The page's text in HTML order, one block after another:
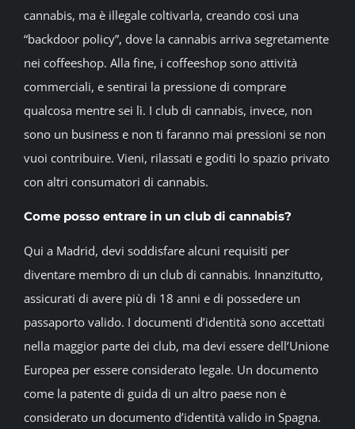
cannabis, ma è illegale coltivarla, creando così una
“backdoor policy”, dove la cannabis arriva segretamente
nei coffeeshop. Alla fine, i coffeeshop sono attività
commerciali, e sentirai la pressione di comprare
qualcosa mentre sei lì. I club di cannabis, invece, non
sono un business e non ti faranno mai pressioni se non
vuoi contribuire. Vieni, rilassati e goditi lo spazio privato
con altri consumatori di cannabis.
Come posso entrare in un club di cannabis?
Qui a Madrid, devi soddisfare alcuni requisiti per
diventare membro di un club di cannabis. Innanzitutto,
assicurati di avere più di 18 anni e di possedere un
passaporto valido. I documenti d’identità sono accettati
nella maggior parte dei club, ma devi essere dell’Unione
Europea per essere considerato legale. Un documento
come la patente di guida di un altro paese non è
considerato un documento d’identità valido in Spagna.